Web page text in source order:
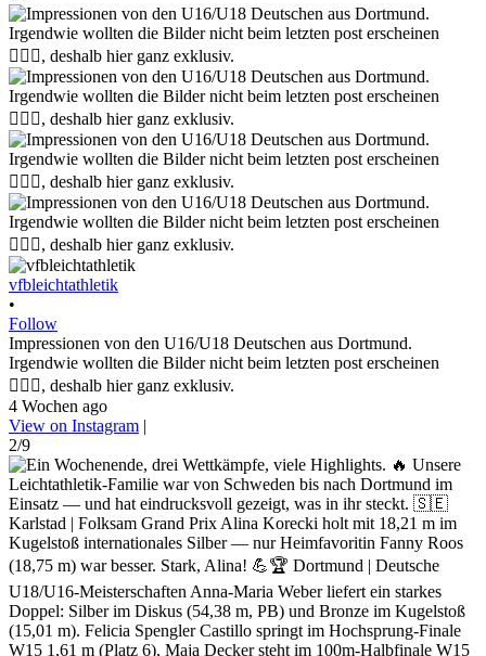
vfbleichtathletik
•
Follow
Impressionen von den U16/U18 Deutschen aus Dortmund.
Irgendwie wollten die Bilder nicht beim letzten post erscheinen
🤷🏼‍♀️, deshalb hier ganz exklusiv.
4 Wochen ago
View on Instagram |
2/9